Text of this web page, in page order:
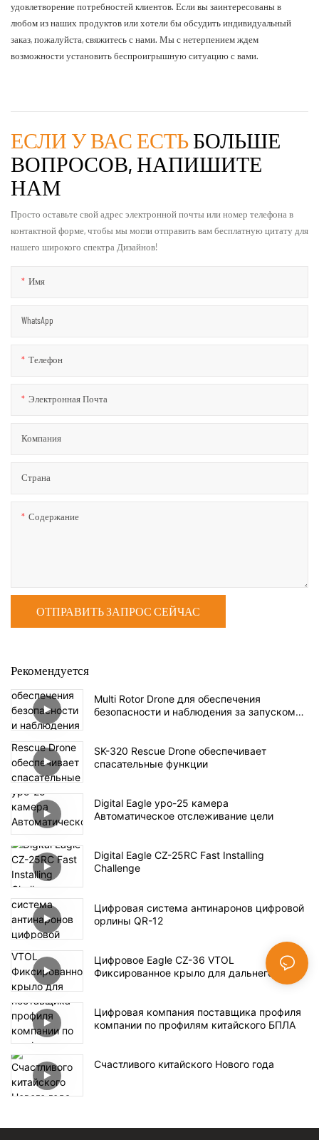
удовлетворение потребностей клиентов. Если вы заинтересованы в
любом из наших продуктов или хотели бы обсудить индивидуальный
заказ, пожалуйста, свяжитесь с нами. Мы с нетерпением ждем
возможности установить беспроигрышную ситуацию с вами.
ЕСЛИ У ВАС ЕСТЬБОЛЬШЕ
ВОПРОСОВ, НАПИШИТЕ
НАМ
Просто оставьте свой адрес электронной почты или номер телефона в
контактной форме, чтобы мы могли отправить вам бесплатную цитату для
нашего широкого спектра Дизайнов!
Имя
WhatsApp
Телефон
Электронная Почта
Компания
Страна
Содержание
ОТПРАВИТЬ ЗАПРОС СЕЙЧАС
Рекомендуется
Multi Rotor Drone для обеспечения
безопасности и наблюдения за запуском
SK-320 Rescue Drone обеспечивает
спасательные функции
Digital Eagle ypo-25 камера
Автоматическое отслеживание цели
Digital Eagle CZ-25RC Fast Installing
Challenge
Цифровая система антинаронов цифровой
орлины QR-12
Цифровое Eagle CZ-36 VTOL
Фиксированное крыло для дальнего
Цифровая компания поставщика профиля
компании по профилям китайского БПЛА
Счастливого китайского Нового года